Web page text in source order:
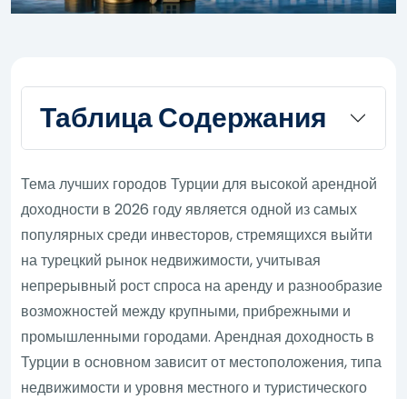
Таблица Содержания
Тема лучших городов Турции для высокой арендной
доходности в 2026 году является одной из самых
популярных среди инвесторов, стремящихся выйти
на турецкий рынок недвижимости, учитывая
непрерывный рост спроса на аренду и разнообразие
возможностей между крупными, прибрежными и
промышленными городами. Арендная доходность в
Турции в основном зависит от местоположения, типа
недвижимости и уровня местного и туристического